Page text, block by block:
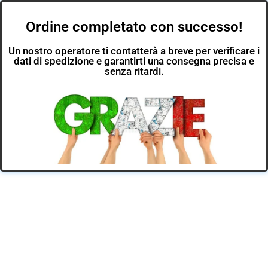
Ordine completato con successo!
Un nostro operatore ti contatterà a breve per verificare i
dati di spedizione e garantirti una consegna precisa e
senza ritardi.